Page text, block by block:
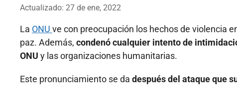
Actualizado: 27 de ene, 2022
La ONU ve con preocupación los hechos de violencia
paz. Además, condenó cualquier intento de
ONU y las organizaciones humanitarias.
Este pronunciamiento se da después del ataque que